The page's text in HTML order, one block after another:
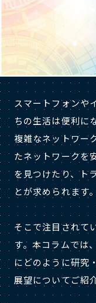
スマートフォンや
ちの生活は便利に
複雑なネットワー
たネットワークを
を見つけたり、ト
とが求められます
そこで注目されて
す。本コラムでは
にどのように研究
展望についてご紹